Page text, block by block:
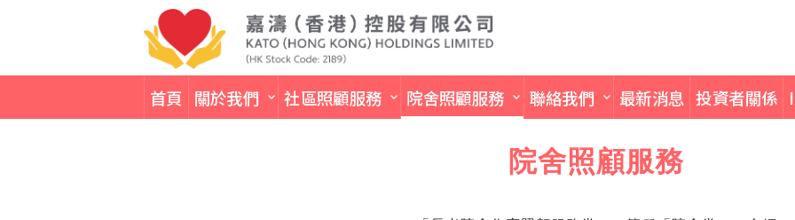
首頁 關於我們 社區照顧服務 院舍照顧服務 聯絡我們 最新消息 投資者關係
院舍照顧服務